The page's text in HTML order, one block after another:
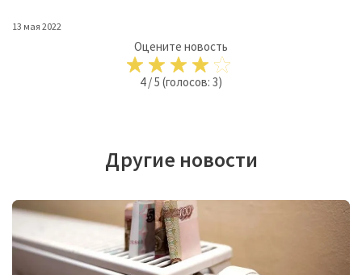
13 мая 2022
Оцените новость
4/5 (голосов: 3)
Другие новости